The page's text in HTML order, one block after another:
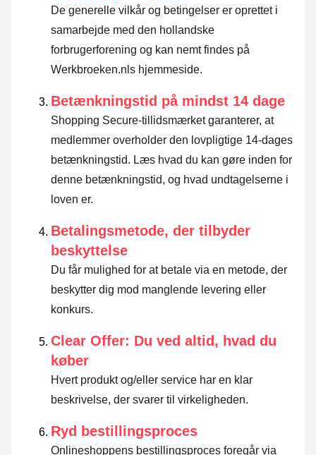
De generelle vilkår og betingelser er oprettet i
samarbejde med den hollandske
forbrugerforening og kan nemt findes på
Werkbroeken.nls hjemmeside.
Betænkningstid på mindst 14 dage
Shopping Secure-tillidsmærket garanterer, at
medlemmer overholder den lovpligtige 14-dages
betænkningstid. Læs hvad du kan gøre inden for
denne betænkningstid, og hvad undtagelserne i
loven er.
Betalingsmetode, der tilbyder
beskyttelse
Du får mulighed for at betale via en metode, der
beskytter dig mod manglende levering eller
konkurs.
Clear Offer: Du ved altid, hvad du
køber
Hvert produkt og/eller service har en klar
beskrivelse, der svarer til virkeligheden.
Ryd bestillingsproces
Onlineshoppens bestillingsproces foregår via